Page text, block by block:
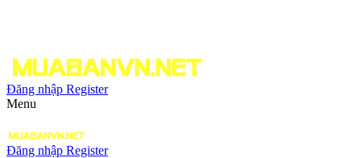
Đăng nhập Register
Menu
Đăng nhập Register